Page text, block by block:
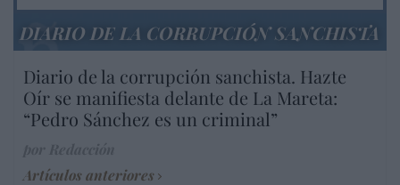
DIARIO DE LA CORRUPCIÓN SANCHISTA
Diario de la corrupción sanchista. Hazte
Oír se manifiesta delante de La Mareta:
“Pedro Sánchez es un criminal”
Artículos anteriores